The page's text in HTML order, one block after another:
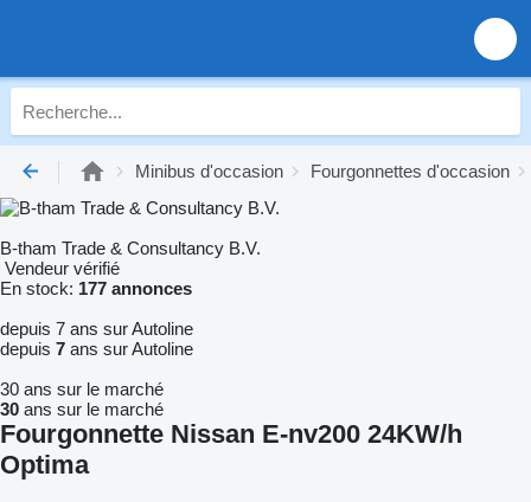
Minibus d'occasion Fourgonnettes d'occasion
B-tham Trade & Consultancy B.V.
Vendeur vérifié
En stock: 177 annonces
depuis 7 ans sur Autoline
depuis 7 ans sur Autoline
30 ans sur le marché
30 ans sur le marché
Fourgonnette Nissan E-nv200 24KW/h
Optima